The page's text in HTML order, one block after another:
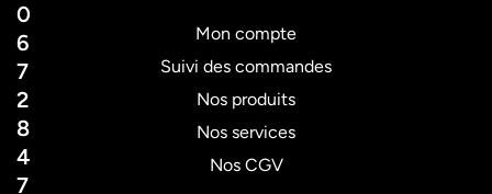
0
6
7
2
8
4
7
Mon compte
Suivi des commandes
Nos produits
Nos services
Nos CGV